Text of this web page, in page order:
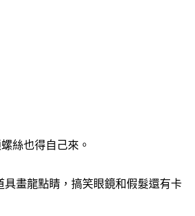
絲也得自己來。
畫龍點睛，搞笑眼鏡和假髮還有卡